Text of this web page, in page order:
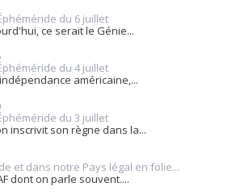
du 6 juillet
ce serait le Génie...
du 4 juillet
américaine,...
du 3 juillet
inscrivit son règne dans la...
et dans notre Pays légal en folie...
dont on parle souvent....